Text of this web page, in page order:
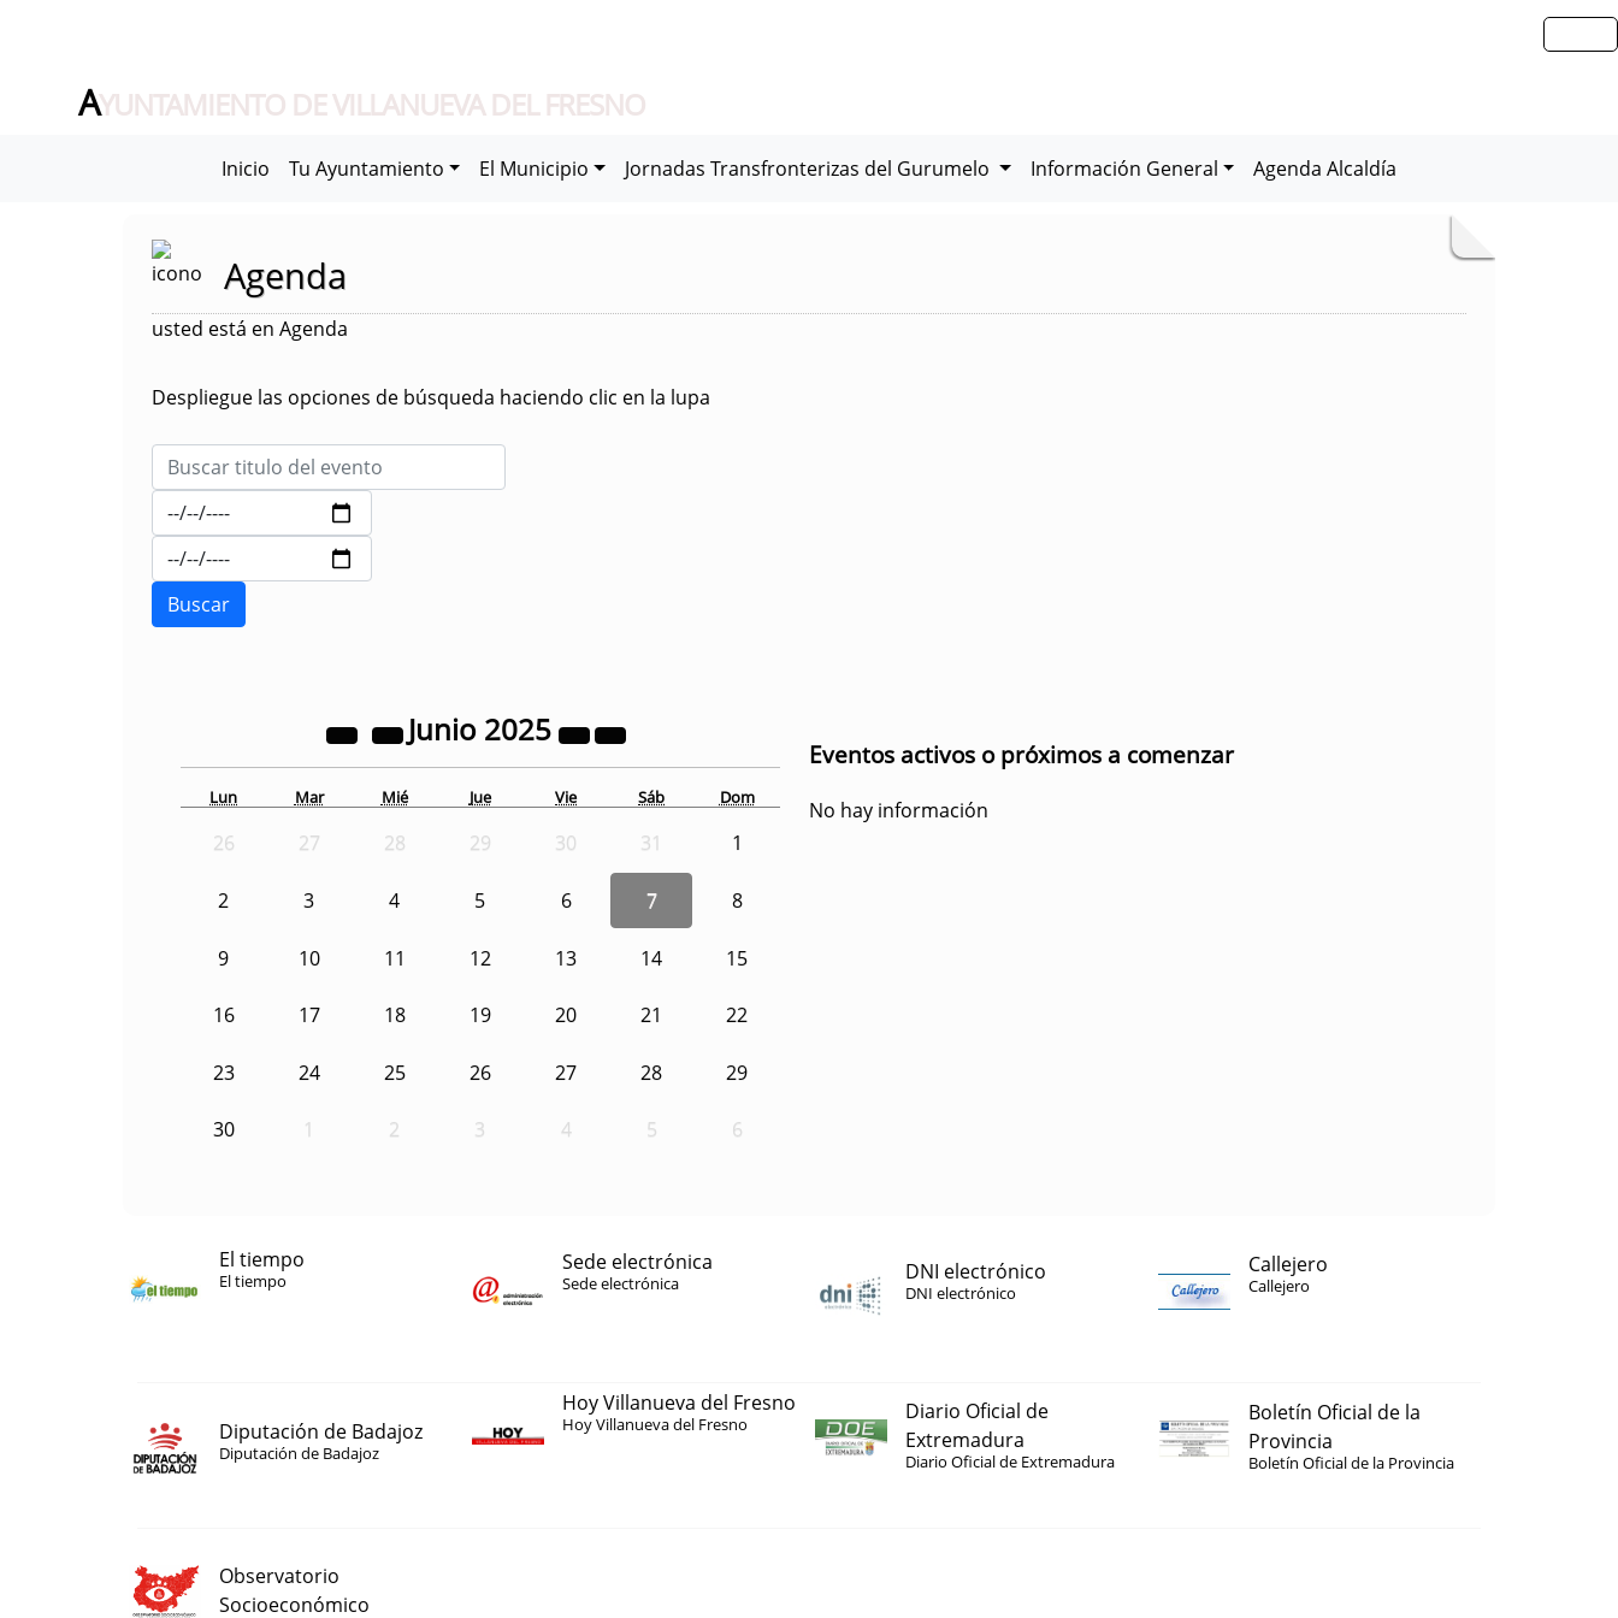
AYUNTAMIENTO DE VILLANUEVA DEL FRESNO
Inicio Tu Ayuntamiento El Municipio Jornadas Transfronterizas del Gurumelo Información General Agenda Alcaldía
Agenda
usted está en Agenda
Despliegue las opciones de búsqueda haciendo clic en la lupa
Junio 2025
Lun Mar Mié Jue Vie Sáb Dom
26 27 28 29 30 31 1
2 3 4 5 6 7 8
9 10 11 12 13 14 15
16 17 18 19 20 21 22
23 24 25 26 27 28 29
30 1 2 3 4 5 6
Eventos activos o próximos a comenzar
No hay información
El tiempo
El tiempo
Sede electrónica
Sede electrónica DNI electrónico
DNI electrónico
Callejero
Callejero
Diputación de Badajoz
Diputación de Badajoz
Hoy Villanueva del Fresno
Hoy Villanueva del Fresno
Diario Oficial de
Extremadura
Diario Oficial de Extremadura
Boletín Oficial de la
Provincia
Boletín Oficial de la Provincia
Observatorio
Socioeconómico